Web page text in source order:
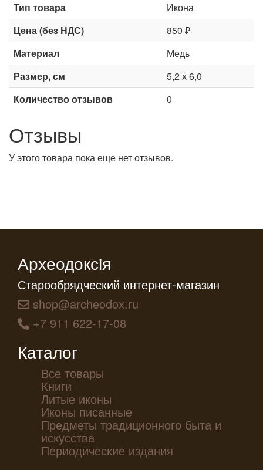
Тип товара
Икона
Цена (без НДС)
850 ₽
Материал
Медь
Размер, см
5,2 х 6,0
Количество отзывов
0
Отзывы
У этого товара пока еще нет отзывов.
Археодоксiя
Старообрядческий интернет-магазин
shop@archeodox.ru
+7 911 622-17-08
Каталог
Все товары
Книги
Литые иконы
Иконы писанные
Предметы традиционного быта и
искусства
Периодические издания